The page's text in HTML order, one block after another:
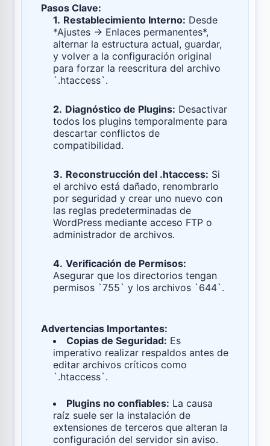
Pasos Clave:
1. Restablecimiento Interno: Desde
*Ajustes → Enlaces permanentes*,
alternar la estructura actual, guardar,
y volver a la configuración original
para forzar la reescritura del archivo
`.htaccess`.
2. Diagnóstico de Plugins: Desactivar
todos los plugins temporalmente para
descartar conflictos de
compatibilidad.
3. Reconstrucción del .htaccess: Si
el archivo está dañado, renombrarlo
por seguridad y crear uno nuevo con
las reglas predeterminadas de
WordPress mediante acceso FTP o
administrador de archivos.
4. Verificación de Permisos:
Asegurar que los directorios tengan
permisos `755` y los archivos `644`.
Advertencias Importantes:
Copias de Seguridad: Es
imperativo realizar respaldos antes de
editar archivos críticos como
`.htaccess`.
Plugins no confiables: La causa
raíz suele ser la instalación de
extensiones de terceros que alteran la
configuración del servidor sin aviso.